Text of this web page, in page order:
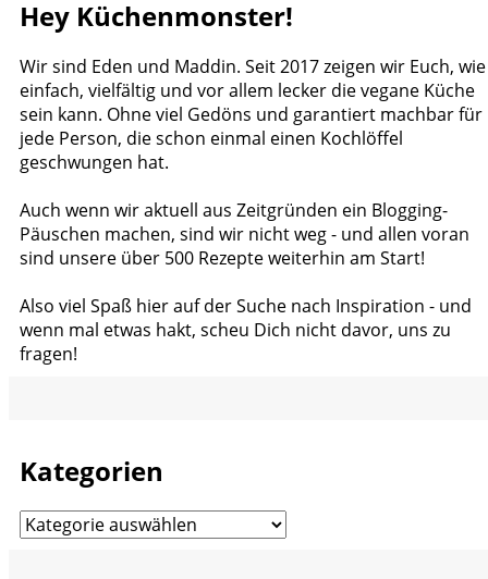
Hey Küchenmonster!
Wir sind Eden und Maddin. Seit 2017 zeigen wir Euch, wie
einfach, vielfältig und vor allem lecker die vegane Küche
sein kann. Ohne viel Gedöns und garantiert machbar für
jede Person, die schon einmal einen Kochlöffel
geschwungen hat.
Auch wenn wir aktuell aus Zeitgründen ein Blogging-
Päuschen machen, sind wir nicht weg - und allen voran
sind unsere über 500 Rezepte weiterhin am Start!
Also viel Spaß hier auf der Suche nach Inspiration - und
wenn mal etwas hakt, scheu Dich nicht davor, uns zu
fragen!
Kategorien
Kategorien